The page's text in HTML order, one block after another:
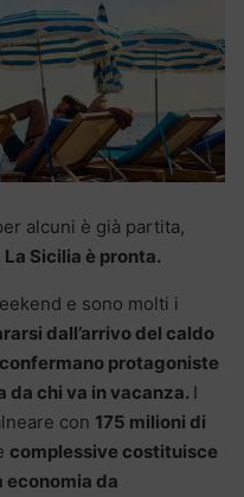
alcuni è già partita,
La Sicilia è pronta.
e sono molti i
dall’arrivo del caldo
protagoniste
da chi va in vacanza. I
con 175 milioni di
complessive costituisce
economia da